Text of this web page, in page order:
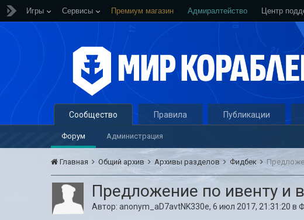
Игры Сервисы Премиум магазин Адмиралтейство Центр
Сообщество
Форум Администрация
Правила Публикации
Главная Общий архив Архивы разделов Фидбек
Предложение по ивенту и
Автор:anonym_aD7avtNK330e,6 июл 2017, 21:31:20 в